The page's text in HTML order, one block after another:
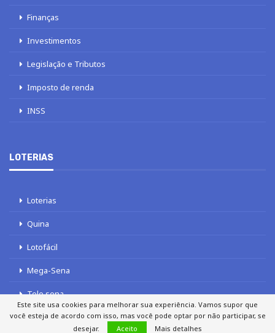
Finanças
Investimentos
Legislação e Tributos
Imposto de renda
INSS
LOTERIAS
Loterias
Quina
Lotofácil
Mega-Sena
Tele sena
Este site usa cookies para melhorar sua experiência. Vamos supor que
você esteja de acordo com isso, mas você pode optar por não participar, se
desejar.
Aceito Mais detalhes